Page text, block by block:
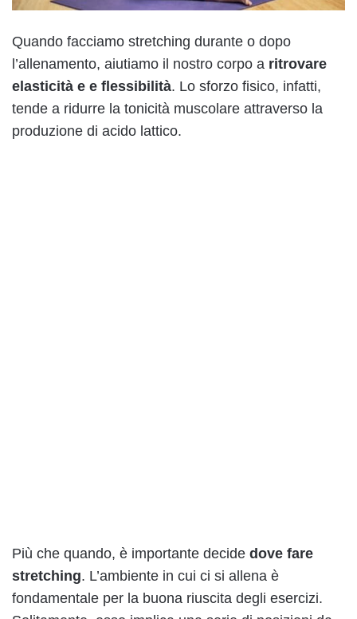
Quando facciamo stretching durante o dopo
l’allenamento, aiutiamo il nostro corpo a ritrovare
elasticità e e flessibilità. Lo sforzo fisico, infatti,
tende a ridurre la tonicità muscolare attraverso la
produzione di acido lattico.
Più che quando, è importante decide dove fare
stretching. L’ambiente in cui ci si allena è
fondamentale per la buona riuscita degli esercizi.